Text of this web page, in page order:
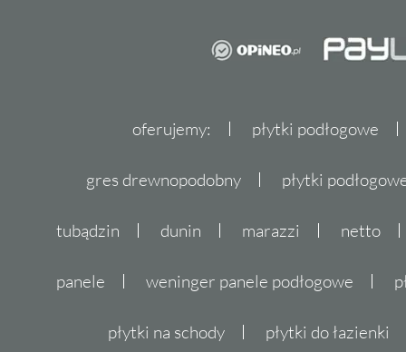
oferujemy: płytki podłogowe
gres drewnopodobny płytki
tubądzin dunin marazzi netto
panele weninger panele podłogowe
płytki na schody płytki do łazienki